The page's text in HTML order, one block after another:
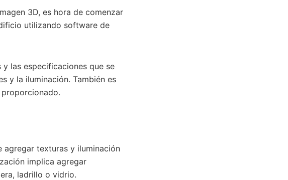
3D, es hora de comenzar
utilizando software de
las especificaciones que se
y la iluminación. También es
agregar texturas y iluminación
implica agregar
ladrillo o vidrio.